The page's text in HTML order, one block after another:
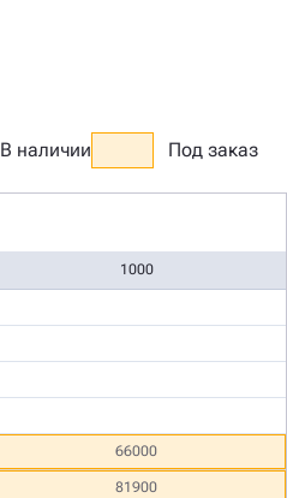
В наличии Под заказ
1000
66000
81900